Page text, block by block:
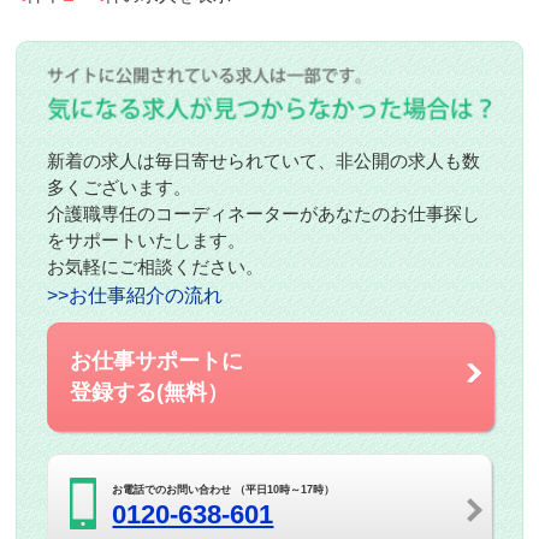
新着の求人は毎日寄せられていて、非公開の求人も数
多くございます。
介護職専任のコーディネーターがあなたのお仕事探し
をサポートいたします。
お気軽にご相談ください。
>>お仕事紹介の流れ
お仕事サポートに
登録する(無料）
お電話でのお問い合わせ （平日10時～17時）
0120-638-601